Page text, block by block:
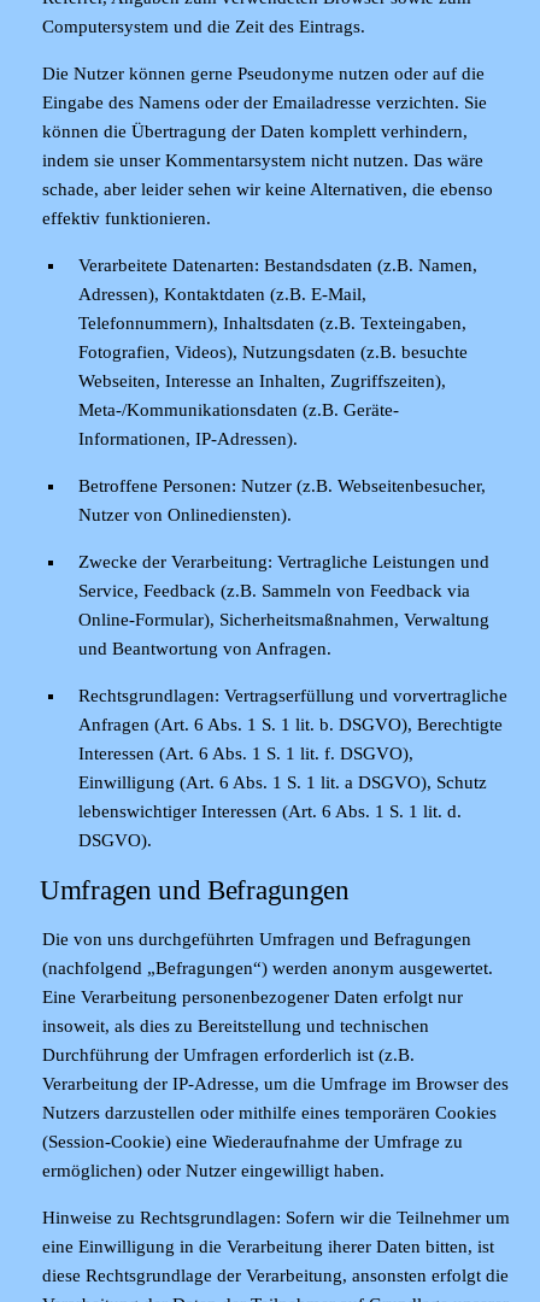
Computersystem und die Zeit des Eintrags.
Die Nutzer können gerne Pseudonyme nutzen oder auf die
Eingabe des Namens oder der Emailadresse verzichten. Sie
können die Übertragung der Daten komplett verhindern,
indem sie unser Kommentarsystem nicht nutzen. Das wäre
schade, aber leider sehen wir keine Alternativen, die ebenso
effektiv funktionieren.
Verarbeitete Datenarten: Bestandsdaten (z.B. Namen,
Adressen), Kontaktdaten (z.B. E-Mail,
Telefonnummern), Inhaltsdaten (z.B. Texteingaben,
Fotografien, Videos), Nutzungsdaten (z.B. besuchte
Webseiten, Interesse an Inhalten, Zugriffszeiten),
Meta-/Kommunikationsdaten (z.B. Geräte-
Informationen, IP-Adressen).
Betroffene Personen: Nutzer (z.B. Webseitenbesucher,
Nutzer von Onlinediensten).
Zwecke der Verarbeitung: Vertragliche Leistungen und
Service, Feedback (z.B. Sammeln von Feedback via
Online-Formular), Sicherheitsmaßnahmen, Verwaltung
und Beantwortung von Anfragen.
Rechtsgrundlagen: Vertragserfüllung und vorvertragliche
Anfragen (Art. 6 Abs. 1 S. 1 lit. b. DSGVO), Berechtigte
Interessen (Art. 6 Abs. 1 S. 1 lit. f. DSGVO),
Einwilligung (Art. 6 Abs. 1 S. 1 lit. a DSGVO), Schutz
lebenswichtiger Interessen (Art. 6 Abs. 1 S. 1 lit. d.
DSGVO).
Umfragen und Befragungen
Die von uns durchgeführten Umfragen und Befragungen
(nachfolgend „Befragungen“) werden anonym ausgewertet.
Eine Verarbeitung personenbezogener Daten erfolgt nur
insoweit, als dies zu Bereitstellung und technischen
Durchführung der Umfragen erforderlich ist (z.B.
Verarbeitung der IP-Adresse, um die Umfrage im Browser des
Nutzers darzustellen oder mithilfe eines temporären Cookies
(Session-Cookie) eine Wiederaufnahme der Umfrage zu
ermöglichen) oder Nutzer eingewilligt haben.
Hinweise zu Rechtsgrundlagen: Sofern wir die Teilnehmer um
eine Einwilligung in die Verarbeitung iherer Daten bitten, ist
diese Rechtsgrundlage der Verarbeitung, ansonsten erfolgt die